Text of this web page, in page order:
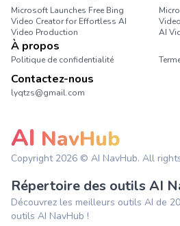
Microsoft Launches Free Bing
Video Creator for Effortless AI
Video Production
AI
À propos
Politique de confidentialité
Contactez-nous
lyqtzs@gmail.com
AI NavHub
Copyright 2026 © AI NavHub. All
Répertoire des outils AI
Découvrez les meilleurs outils AI de
outils AI NavHub !